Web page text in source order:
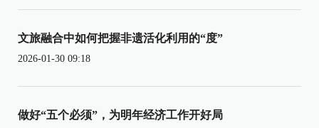
文旅融合中如何把握非遗活化利用的“度”
2026-01-30 09:18
做好“五个必须”，为明年经济工作开好局